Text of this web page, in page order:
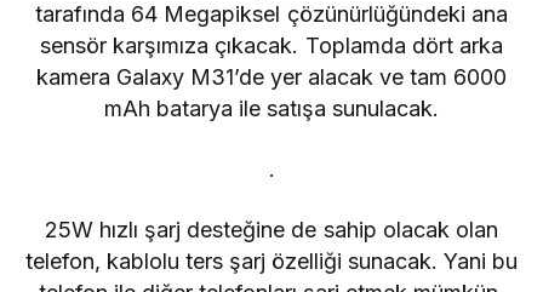
tarafında 64 Megapiksel çözünürlüğündeki ana
sensör karşımıza çıkacak. Toplamda dört arka
kamera Galaxy M31’de yer alacak ve tam 6000
mAh batarya ile satışa sunulacak.
.
25W hızlı şarj desteğine de sahip olacak olan
telefon, kablolu ters şarj özelliği sunacak. Yani bu